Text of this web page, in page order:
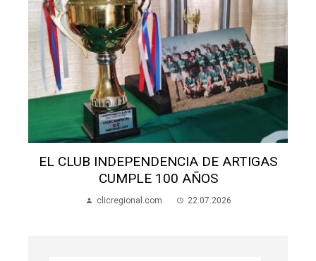
ALUMNOS APEDREARON A UNA MADRE
EN LA ESCUELA 70
clicregional.com 22.07.2026